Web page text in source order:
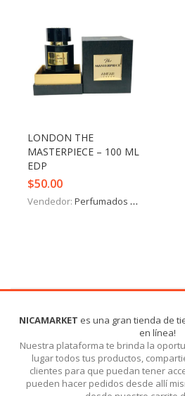
Recordarme
Iniciar Sesión
LONDON THE
MASTERPIECE – 100 ML
EDP
$50.00
Vendedor: Perfumados y más
NICAMARKET es una gran tienda de
en línea!
Nuestra plataforma te brinda la
lugar todos tus productos,
clientes para que puedan tener
pueden hacer pedidos desde allí